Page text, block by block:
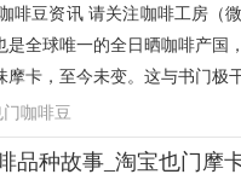
啡豆资讯 请关注咖啡工房（
全球唯一的全日晒咖啡产国
摩卡，至今未变。这与书门极
高
门咖啡豆
品种故事_淘宝也门摩